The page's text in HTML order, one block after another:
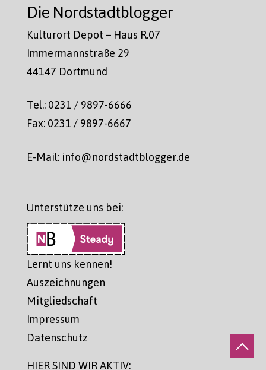
Die Nordstadtblogger
Kulturort Depot – Haus R.07
Immermannstraße 29
44147 Dortmund
Tel.: 0231 / 9897-6666
Fax: 0231 / 9897-6667
E-Mail: info@nordstadtblogger.de
Unterstütze uns bei:
Lernt uns kennen!
Auszeichnungen
Mitgliedschaft
Impressum
Datenschutz
HIER SIND WIR AKTIV: